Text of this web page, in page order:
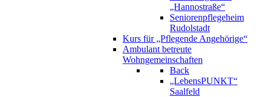
„Hannostraße“
Seniorenpflegeheim
Rudolstadt
Kurs für „Pflegende Angehörige“
Ambulant betreute
Wohngemeinschaften
Back
„LebensPUNKT“
Saalfeld